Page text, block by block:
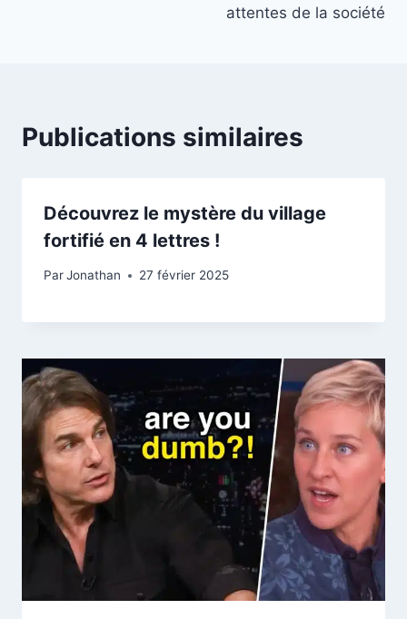
attentes de la société
Publications similaires
Découvrez le mystère du village
fortifié en 4 lettres !
ParJonathan 27 février 2025